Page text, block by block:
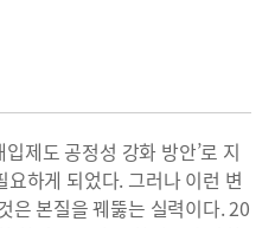
제도 공정성 강화 방안’로 지
하게 되었다. 그러나 이런 변
은 본질을 꿰뚫는 실력이다. 20